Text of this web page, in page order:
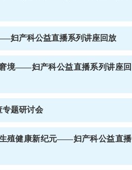
妇产科公益直播系列讲座回放
境——妇产科公益直播系列讲座回
专题研讨会
殖健康新纪元——妇产科公益直播